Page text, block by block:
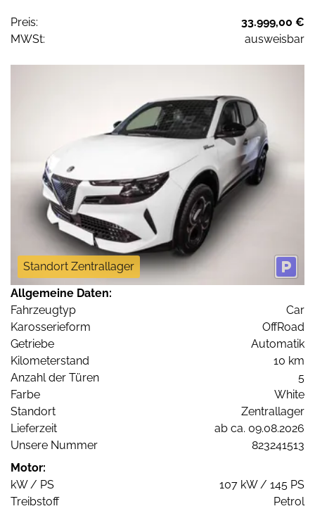
Preis:
33.999,00 €
MWSt:
ausweisbar
Standort Zentrallager
Allgemeine Daten:
Fahrzeugtyp
Car
Karosserieform
OffRoad
Getriebe
Automatik
Kilometerstand
10 km
Anzahl der Türen
5
Farbe
White
Standort
Zentrallager
Lieferzeit
ab ca. 09.08.2026
Unsere Nummer
823241513
Motor:
kW / PS
107 kW / 145 PS
Treibstoff
Petrol